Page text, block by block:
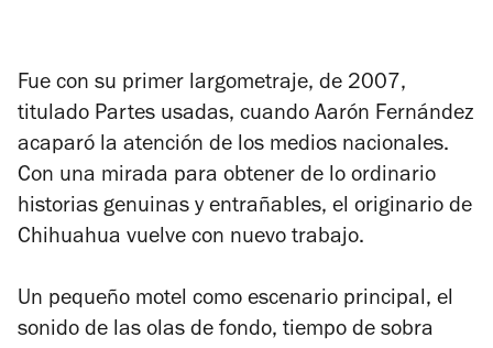
Fue con su primer largometraje, de 2007,
titulado Partes usadas, cuando Aarón Fernández
acaparó la atención de los medios nacionales.
Con una mirada para obtener de lo ordinario
historias genuinas y entrañables, el originario de
Chihuahua vuelve con nuevo trabajo.
Un pequeño motel como escenario principal, el
sonido de las olas de fondo, tiempo de sobra